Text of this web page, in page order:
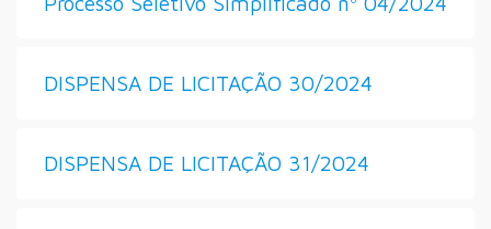
DISPENSA DE LICITAÇÃO 30/2024
DISPENSA DE LICITAÇÃO 31/2024